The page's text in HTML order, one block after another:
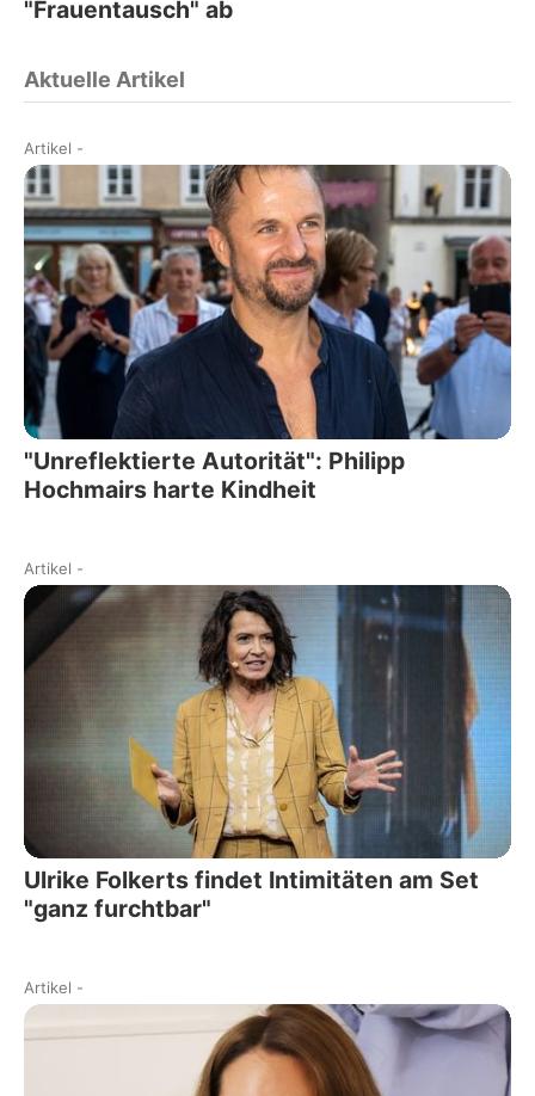
"Frauentausch" ab
Aktuelle Artikel
Artikel -
"Unreflektierte Autorität": Philipp
Hochmairs harte Kindheit
Artikel -
Ulrike Folkerts findet Intimitäten am Set
"ganz furchtbar"
Artikel -